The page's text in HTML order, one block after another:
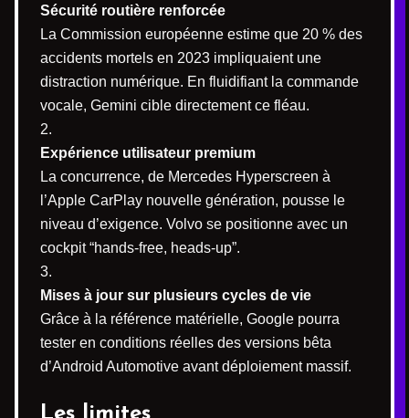
Sécurité routière renforcée
La Commission européenne estime que 20 % des
accidents mortels en 2023 impliquaient une
distraction numérique. En fluidifiant la commande
vocale, Gemini cible directement ce fléau.
Expérience utilisateur premium
La concurrence, de Mercedes Hyperscreen à
l’Apple CarPlay nouvelle génération, pousse le
niveau d’exigence. Volvo se positionne avec un
cockpit “hands-free, heads-up”.
Mises à jour sur plusieurs cycles de vie
Grâce à la référence matérielle, Google pourra
tester en conditions réelles des versions bêta
d’Android Automotive avant déploiement massif.